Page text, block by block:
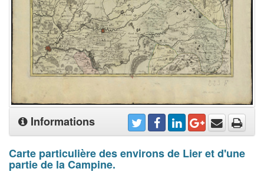
Informations
Carte particulière des environs de Lier et d'une
partie de la Campine.